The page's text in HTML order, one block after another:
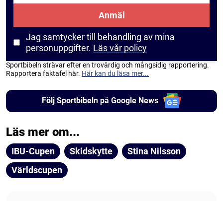
Anmäl
Jag samtycker till behandling av mina
personuppgifter. Läs vår policy
Sportbibeln strävar efter en trovärdig och mångsidig rapportering.
Rapportera faktafel här. Här kan du läsa mer...
Följ Sportbibeln på Google News
Läs mer om...
IBU-Cupen Skidskytte
Stina Nilsson
Världscupen